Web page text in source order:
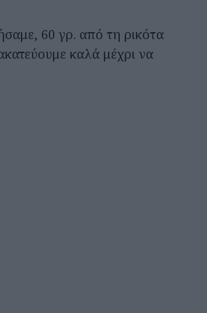
60 γρ. από τη ρικότα
καλά μέχρι να